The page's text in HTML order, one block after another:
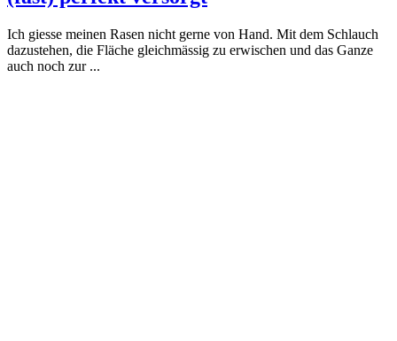
Ich giesse meinen Rasen nicht gerne von Hand. Mit dem Schlauch
dazustehen, die Fläche gleichmässig zu erwischen und das Ganze
auch noch zur ...